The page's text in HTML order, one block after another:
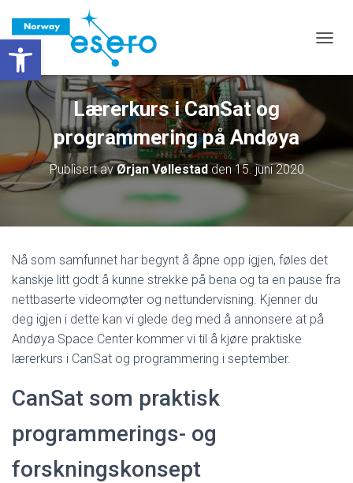
Vis verktøylinjen
Lærerkurs i CanSat og
programmering på Andøya
Publisert avØrjan Vøllestadden 15. juni 2020
Nå som samfunnet har begynt å åpne opp igjen, føles det
kanskje litt godt å kunne strekke på bena og ta en pause fra
nettbaserte videomøter og nettundervisning. Kjenner du
deg igjen i dette kan vi glede deg med å annonsere at på
Andøya Space Center kommer vi til å kjøre praktiske
lærerkurs i CanSat og programmering i september.
CanSat som praktisk
programmerings- og
forskningskonsept